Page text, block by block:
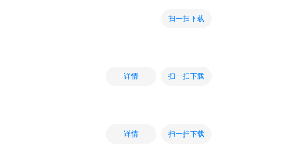
扫一扫下载
详情 扫一扫下载
详情 扫一扫下载